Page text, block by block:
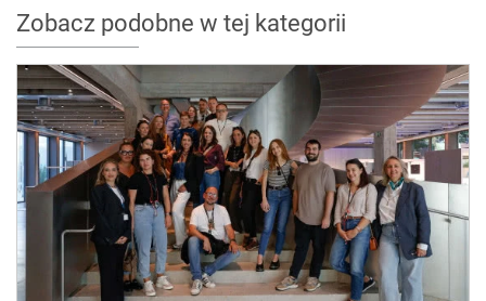
Zobacz podobne w tej kategorii